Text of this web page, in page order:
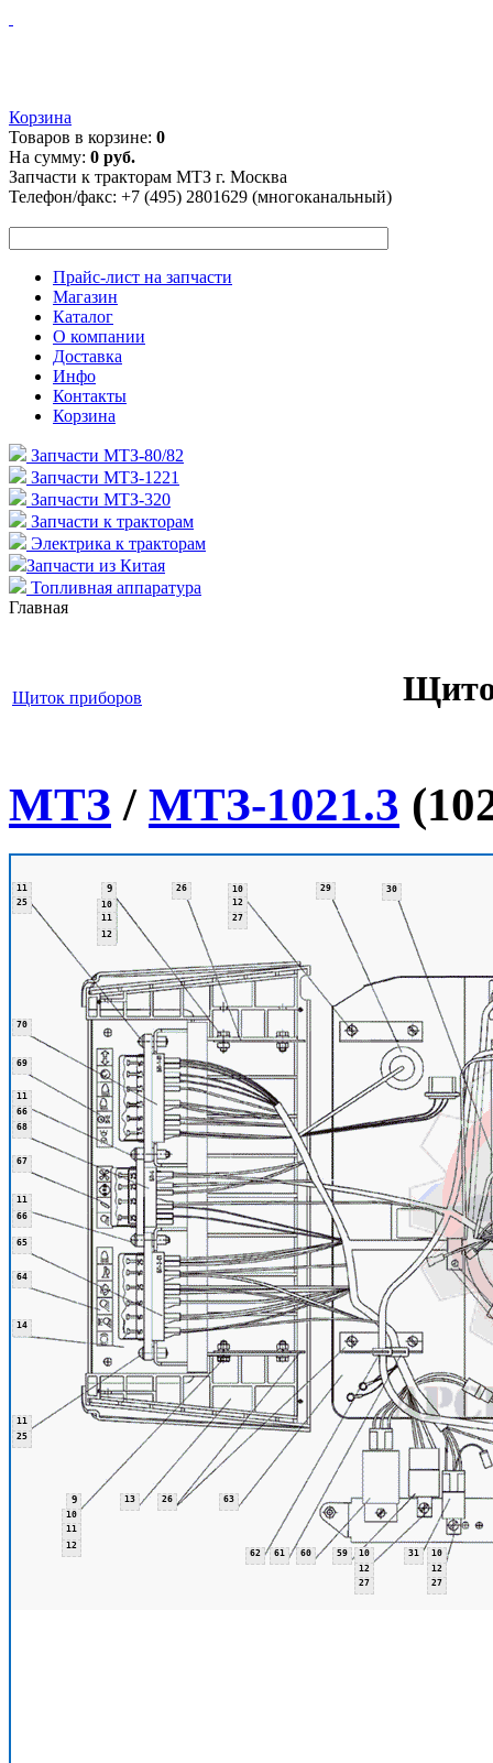
Корзина
Товаров в корзине: 0
На сумму: 0 руб.
Запчасти к тракторам МТЗ г. Москва
Телефон/факс: +7 (495) 2801629 (многоканальный)
Прайс-лист на запчасти
Магазин
Каталог
О компании
Доставка
Инфо
Контакты
Корзина
Запчасти МТЗ-80/82
Запчасти МТЗ-1221
Запчасти МТЗ-320
Запчасти к тракторам
Электрика к тракторам
Запчасти из Китая
Топливная аппаратура
Главная
Щиток приборов
МТЗ / МТЗ-1021.3
9
9
10
10 10
10
10
11
11
11
11
11
11
12
12
12
12 12
13
14
25
25
26
26
27
27 27
29 30
31
59
60
61
62
63
64
65
66
66
67
68
69
70